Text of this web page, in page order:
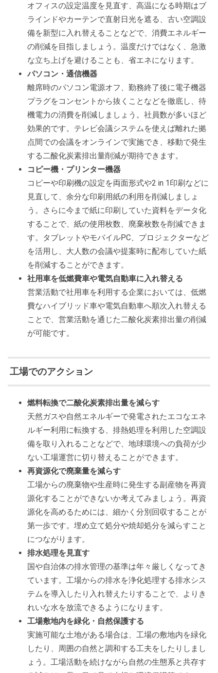
オフィスの設定温度を見直す、高温になる時期はブ
ラインドやカーテンで直射日光を遮る、古い空調設
備を新型に入れ替えることなどで、消費エネルギー
の削減を目指しましょう。温度だけではなく、急激
な立ち上げを避けることも、省エネになります。
パソコン・通信機器
離席時のパソコン電源オフ、勤務終了後に電子機器
プラグをコンセントから抜くことなどを徹底し、待
機電力の消費を削減しましょう。社員数が多いほど
効果的です。テレビ会議システムを使えば離れた拠
点間での会議をオンラインで実施でき、移動で発生
する二酸化炭素排出量削減が期待できます。
コピー機・プリンター機器
コピーや印刷機の設定を両面形式や2 in 1印刷などに
見直して、余分な印刷用紙の利用を削減しましょ
う。さらに今まで紙に印刷していた資料をデータ化
することで、紙の使用枚数、廃棄枚数を削減できま
す。タブレットやモバイルPC、プロジェクターなど
を活用し、大人数の会議や提案時に配布していた紙
を削減することができます。
社用車を低燃費車や電気自動車に入れ替える
営業活動で社用車を利用する企業においては、低燃
費なハイブリッド車や電気自動車へ順次入れ替える
ことで、営業活動を通じた二酸化炭素排出量の削減
が可能です。
工場でのアクション
燃料転換で二酸化炭素排出量を減らす
天然ガスや自然エネルギーで発電されたエコなエネ
ルギー利用に転換する、排熱処理を利用した空調設
備を取り入れることなどで、地球環境への負荷が少
ない工場運営に切り替えることができます。
再資源化で廃棄量を減らす
工場からの廃棄物や生産時に発生する副産物を再資
源化することができないか考えてみましょう。再資
源化を高めるためには、細かく分別回収することが
第一歩です。埋め立て処分や焼却処分を減らすこと
につながります。
排水処理を見直す
国や自治体の排水管理の基準は年々厳しくなってき
ています。工場からの排水を浄化処理する排水シス
テムを導入したり入れ替えたりすることで、よりき
れいな水を放流できるようになります。
工場敷地内を緑化・自然保護する
実施可能な土地がある場合は、工場の敷地内を緑化
したり、周囲の自然と調和する工夫をしたりしまし
ょう。工場活動を続けながら自然の生態系と共存す